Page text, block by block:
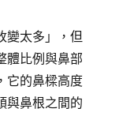
變太多」，但
體比例與鼻部
它的鼻樑高度
與鼻根之間的